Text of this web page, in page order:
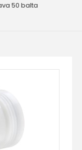
50 balta